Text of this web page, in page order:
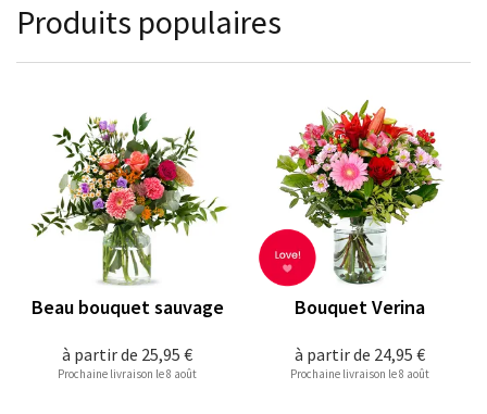
Produits populaires
à partir de 25,95 €
Beau bouquet sauvage
Prochaine livraison le 8 août
à partir de 24,95 €
Bouquet Verina
Prochaine livraison le 8 août